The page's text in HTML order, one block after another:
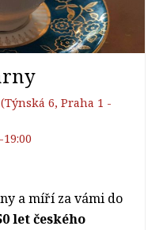
6, Praha 1 -
a míří za vámi do
let českého